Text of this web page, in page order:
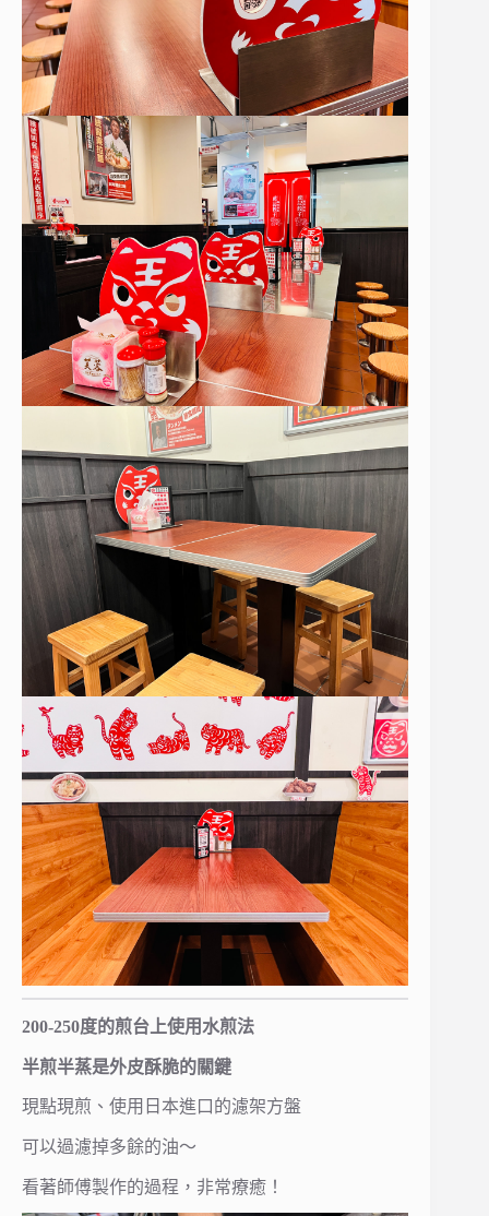
200-250度的煎台上使用水煎法
半煎半蒸是外皮酥脆的關鍵
現點現煎、使用日本進口的濾架方盤
可以過濾掉多餘的油～
看著師傅製作的過程，非常療癒！